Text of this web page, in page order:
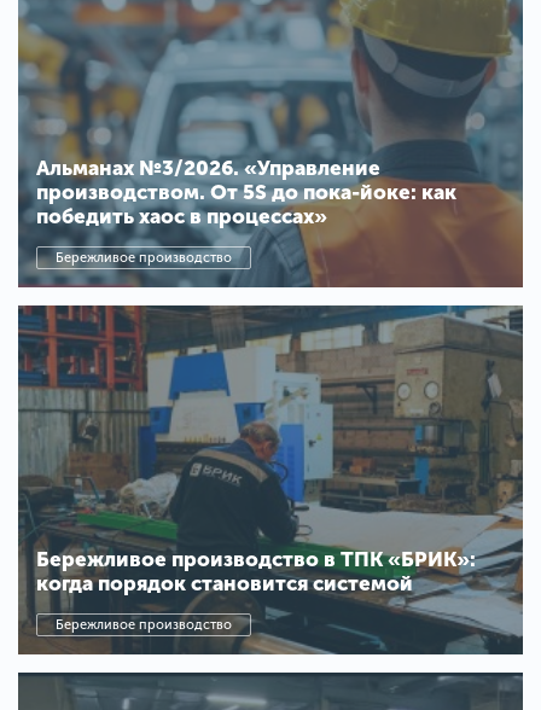
Альманах №3/2026. «Управление
производством. От 5S до пока-йоке: как
победить хаос в процессах»
Бережливое производство
Бережливое производство в ТПК «БРИК»:
когда порядок становится системой
Бережливое производство